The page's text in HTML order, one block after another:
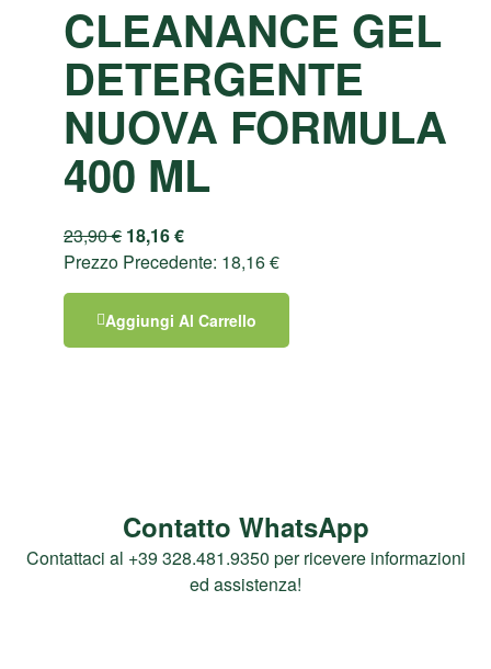
CLEANANCE GEL
DETERGENTE
NUOVA FORMULA
400 ML
23,90€ 18,16€
Prezzo Precedente: 18,16€
Aggiungi Al Carrello
Contatto WhatsApp
Contattaci al +39 328.481.9350 per ricevere informazioni
ed assistenza!